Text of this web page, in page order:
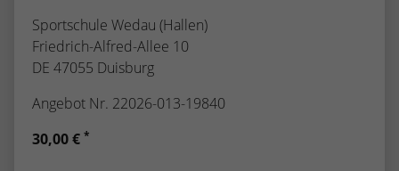
Sportschule Wedau (Hallen)
Friedrich-Alfred-Allee 10
DE 47055 Duisburg
Angebot Nr. 22026-013-19840
30,00 € *